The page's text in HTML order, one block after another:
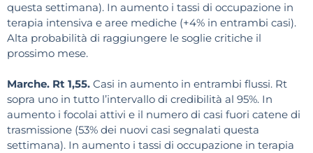
questa settimana). In aumento i tassi di occupazione in
terapia intensiva e aree mediche (+4% in entrambi casi).
Alta probabilità di raggiungere le soglie critiche il
prossimo mese.
Marche. Rt 1,55. Casi in aumento in entrambi flussi. Rt
sopra uno in tutto l’intervallo di credibilità al 95%. In
aumento i focolai attivi e il numero di casi fuori catene di
trasmissione (53% dei nuovi casi segnalati questa
settimana). In aumento i tassi di occupazione in terapia